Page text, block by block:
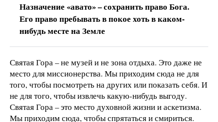
Назначение «авато» – сохранить право Бога.
Его право пребывать в покое хоть в каком-
нибудь месте на Земле
Святая Гора – не музей и не зона отдыха. Это даже не
место для миссионерства. Мы приходим сюда не для
того, чтобы посмотреть на других или показать себя. И
не для того, чтобы извлечь какую-нибудь выгоду.
Святая Гора – это место духовной жизни и аскетизма.
Мы приходим сюда, чтобы спрятаться и смириться.